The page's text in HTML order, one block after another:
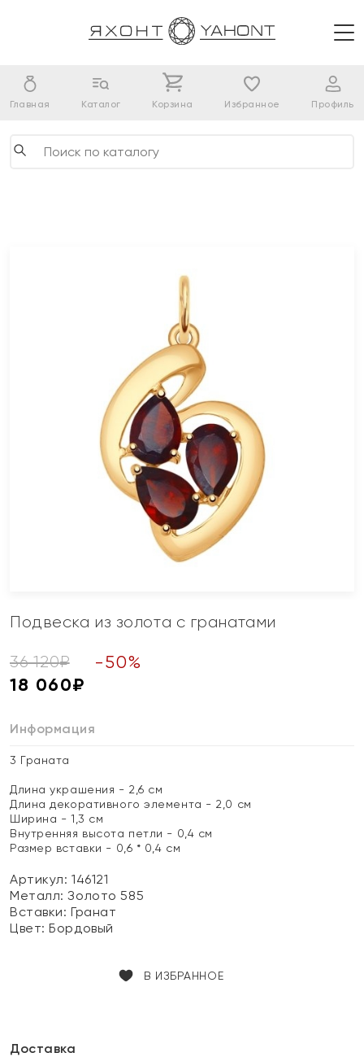
Главная Каталог Корзина Избранное Профиль
Подвеска из золота с гранатами
36 120₽ -50%
18 060₽
Информация
3 Граната
Длина украшения - 2,6 см
Длина декоративного элемента - 2,0 см
Ширина - 1,3 см
Внутренняя высота петли - 0,4 см
Размер вставки - 0,6 * 0,4 см
Артикул: 146121
Металл:Золото 585
Вставки:Гранат
Цвет:Бордовый
В ИЗБРАННОЕ
Доставка